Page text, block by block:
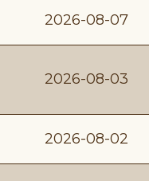
2026-08-07
2026-08-03
2026-08-02